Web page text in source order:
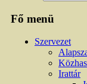
Fő menü
Szervezet
Irattár